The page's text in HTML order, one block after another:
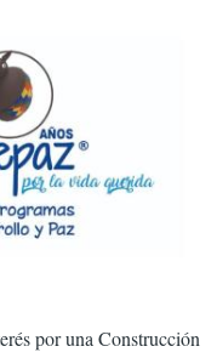
por una Construcción